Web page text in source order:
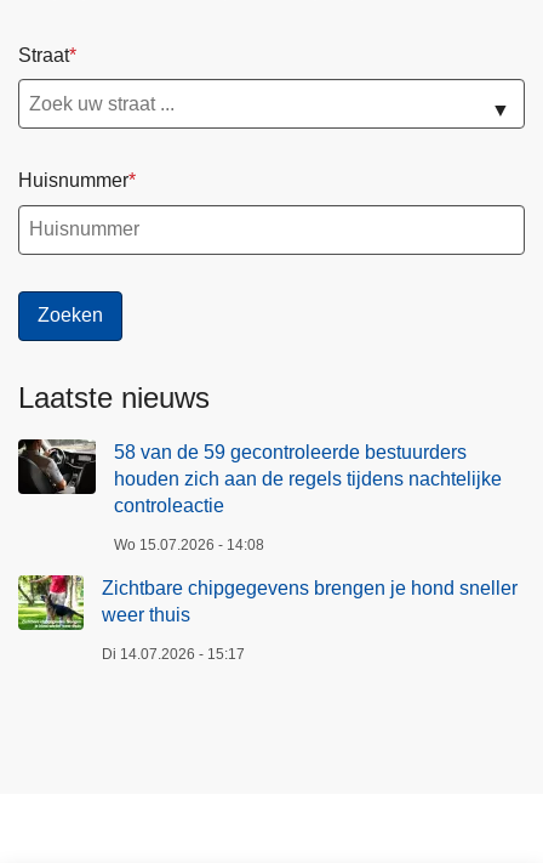
Straat
▼
Huisnummer
Laatste nieuws
58 van de 59 gecontroleerde bestuurders
houden zich aan de regels tijdens nachtelijke
controleactie
Wo 15.07.2026 - 14:08
Zichtbare chipgegevens brengen je hond sneller
weer thuis
Di 14.07.2026 - 15:17